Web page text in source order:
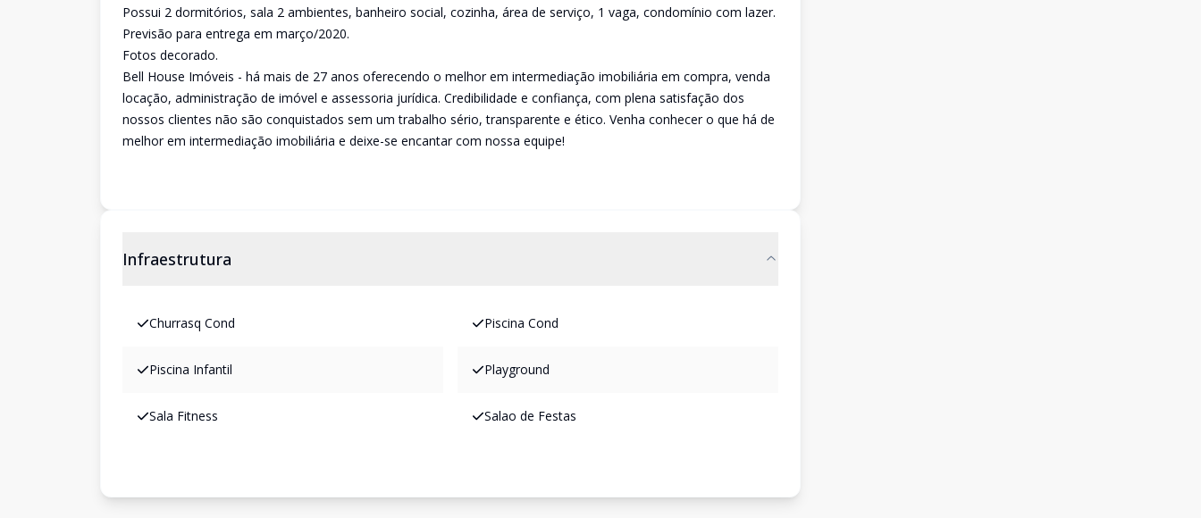
Possui 2 dormitórios, sala 2 ambientes, banheiro social, cozinha, área de serviço, 1 vaga, condomínio com lazer.
Previsão para entrega em março/2020.
Fotos decorado.
Bell House Imóveis - há mais de 27 anos oferecendo o melhor em intermediação imobiliária em compra, venda
locação, administração de imóvel e assessoria jurídica. Credibilidade e confiança, com plena satisfação dos
nossos clientes não são conquistados sem um trabalho sério, transparente e ético. Venha conhecer o que há de
melhor em intermediação imobiliária e deixe-se encantar com nossa equipe!
Infraestrutura
Churrasq Cond Piscina Cond
Piscina Infantil Playground
Sala Fitness Salao de Festas